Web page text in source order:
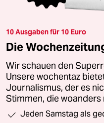
10 Ausgaben für 10 Euro
Die
Wir schauen den
Unsere wochentaz
Journalismus, der es
Stimmen, die
Jeden Samstag als